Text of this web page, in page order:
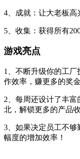
4、成就：让大老板高
5、收集：获得所有
游戏亮点
1、不断升级你的工厂
作效率，赚更多的奖金
2、每周还设计了丰
北，解锁更多的产品收
3、如果决定员工不
幅度的增加效率！